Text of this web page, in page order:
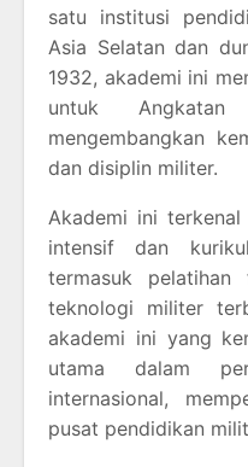
satu institusi
Asia Selatan dan
1932, akademi ini
untuk
mengembangkan
dan disiplin militer.
Akademi ini
intensif dan
termasuk pelatihan
teknologi militer
akademi ini yang
utama dalam
internasional,
pusat pendidikan